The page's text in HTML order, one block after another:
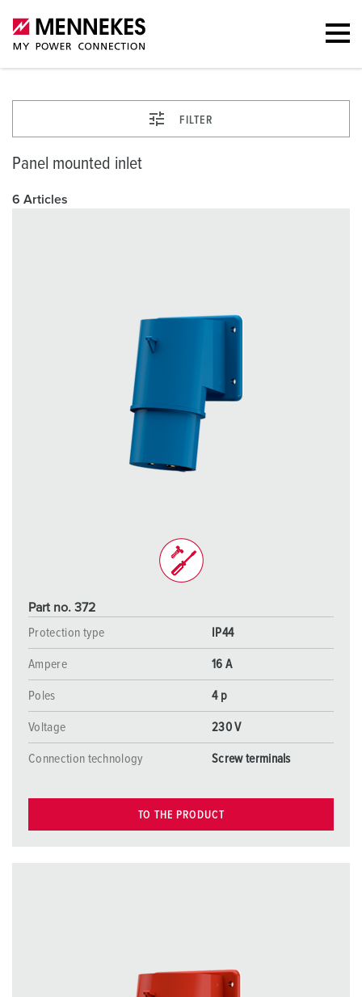
FILTER
Panel mounted inlet
6 Articles
Part no. 372
Protection type
IP44
Ampere 16 A
Poles 4 p
Voltage 230 V
Connection technology Screw terminals
TO THE PRODUCT